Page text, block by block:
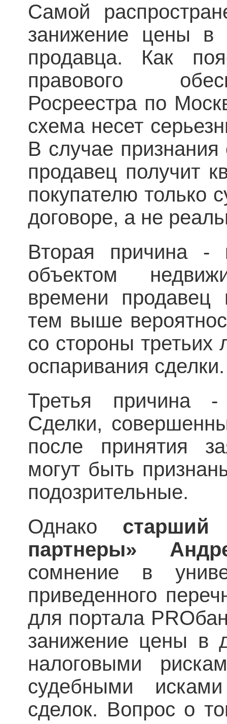
Самой
занижение цены в
продавца. Как
правового
Росреестра по
схема несет
В случае признания
продавец получит
покупателю только
договоре, а не
Вторая причина -
объектом
времени продавец
тем выше
со стороны третьих
оспаривания сделки.
Третья причина -
Сделки,
после принятия
могут быть
подозрительные.
Однако старший
партнеры»
сомнение в
приведенного
для портала
занижение цены в
налоговыми
судебными
сделок. Вопрос о